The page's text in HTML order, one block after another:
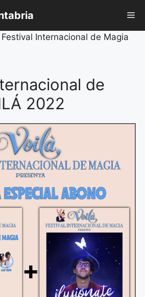
Festival Internacional de Magia
de
2022